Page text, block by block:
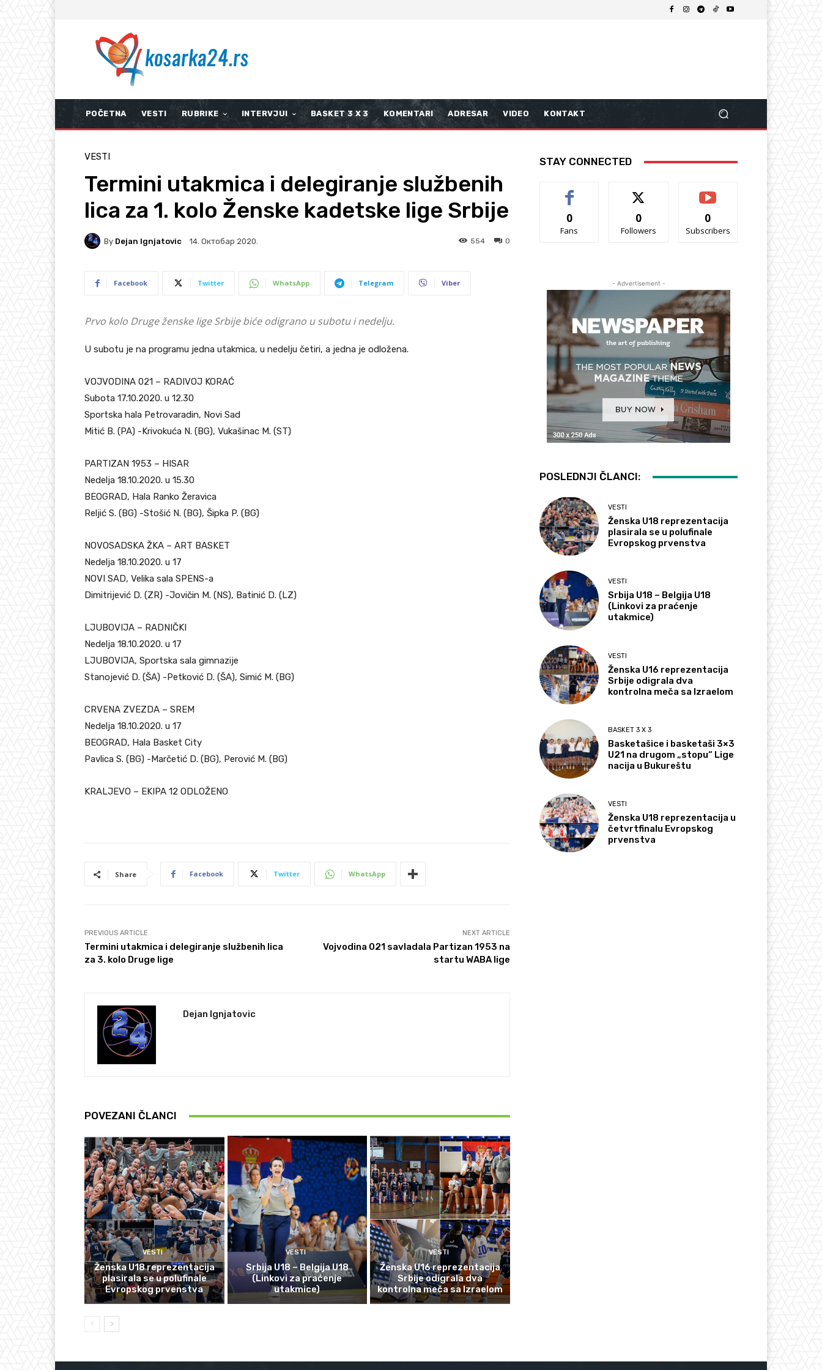
POČETNA VESTI RUBRIKE INTERVJUI BASKET 3 X 3 KOMENTARI ADRESAR VIDEO KONTAKT
VESTI
Termini utakmica i delegiranje službenih
lica za 1. kolo Ženske kadetske lige Srbije
By Dejan Ignjatovic 14. Октобар 2020. 0
554
Facebook Twitter WhatsApp Telegram Viber
Prvo kolo Druge ženske lige Srbije biće odigrano u subotu i nedelju.
U subotu je na programu jedna utakmica, u nedelju četiri, a jedna je odložena.
VOJVODINA 021 – RADIVOJ KORAĆ
Subota 17.10.2020. u 12.30
Sportska hala Petrovaradin, Novi Sad
Mitić B. (PA) -Krivokuća N. (BG), Vukašinac M. (ST)
PARTIZAN 1953 – HISAR
Nedelja 18.10.2020. u 15.30
BEOGRAD, Hala Ranko Žeravica
Reljić S. (BG) -Stošić N. (BG), Šipka P. (BG)
NOVOSADSKA ŽKA – ART BASKET
Nedelja 18.10.2020. u 17
NOVI SAD, Velika sala SPENS-a
Dimitrijević D. (ZR) -Jovičin M. (NS), Batinić D. (LZ)
LJUBOVIJA – RADNIČKI
Nedelja 18.10.2020. u 17
LJUBOVIJA, Sportska sala gimnazije
Stanojević D. (ŠA) -Petković D. (ŠA), Simić M. (BG)
CRVENA ZVEZDA – SREM
Nedelja 18.10.2020. u 17
BEOGRAD, Hala Basket City
Pavlica S. (BG) -Marčetić D. (BG), Perović M. (BG)
KRALJEVO – EKIPA 12 ODLOŽENO
Share Facebook Twitter WhatsApp
PREVIOUS ARTICLE
Termini utakmica i delegiranje službenih lica
za 3. kolo Druge lige
NEXT ARTICLE
Vojvodina 021 savladala Partizan 1953 na
startu WABA lige
Dejan Ignjatovic
POVEZANI ČLANCI
VESTI
Ženska U18 reprezentacija
plasirala se u polufinale
Evropskog prvenstva
VESTI
Srbija U18 – Belgija U18
(Linkovi za praćenje
utakmice)
VESTI
Ženska U16 reprezentacija
Srbije odigrala dva
kontrolna meča sa Izraelom
STAY CONNECTED
0
Fans
0
Followers
0
Subscribers
- Advertisement -
POSLEDNJI ČLANCI:
VESTI
Ženska U18 reprezentacija
plasirala se u polufinale
Evropskog prvenstva
VESTI
Srbija U18 – Belgija U18
(Linkovi za praćenje
utakmice)
VESTI
Ženska U16 reprezentacija
Srbije odigrala dva
kontrolna meča sa Izraelom
BASKET 3 X 3
Basketašice i basketaši 3×3
U21 na drugom „stopu“ Lige
nacija u Bukureštu
VESTI
Ženska U18 reprezentacija u
četvrtfinalu Evropskog
prvenstva